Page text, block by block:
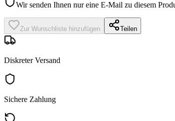
Wir senden Ihnen nur eine E-Mail zu diesem
Zur Wunschliste hinzufügen Teilen
Diskreter Versand
Sichere Zahlung